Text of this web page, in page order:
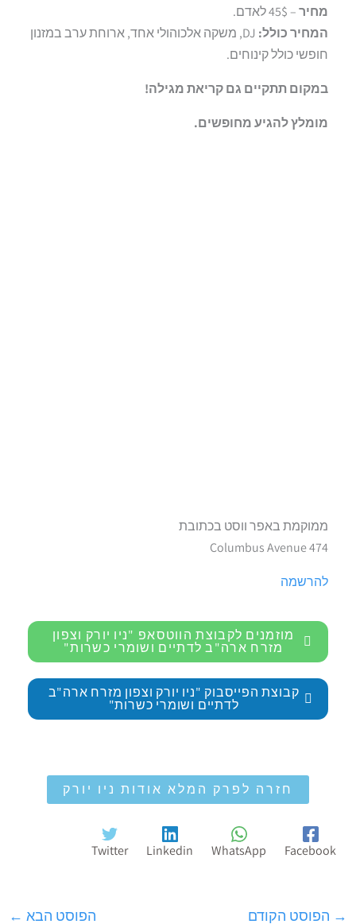
מחיר– 45$ לאדם.
המחיר כולל:
DJ, משקה אלכוהולי אחד, ארוחת ערב במזנון
חופשי כולל קינוחים.
במקום תתקיים גם קריאת מגילה!
מומלץ להגיע מחופשים.
ממוקמת באפר ווסט בכתובת
474 Columbus Avenue
להרשמה
מוזמנים לקבוצת הווטסאפ "ניו יורק וצפון
מזרח ארה"ב לדתיים ושומרי כשרות"
קבוצת הפייסבוק "ניו יורק וצפון מזרח ארה"ב
לדתיים ושומרי כשרות"
חזרה לפרק המלא אודות ניו יורק
Facebook
WhatsApp
Linkedin
Twitter
→ הפוסט הקודם הפוסט הבא ←